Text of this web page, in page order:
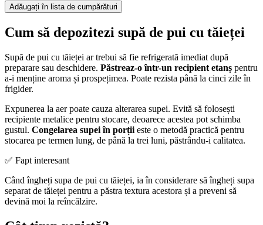
Adăugați în lista de cumpărături
Cum să depozitezi supă de pui cu tăieței
Supă de pui cu tăieței ar trebui să fie refrigerată imediat după
preparare sau deschidere. Păstreaz-o într-un recipient etanș pentru
a-i menține aroma și prospețimea. Poate rezista până la cinci zile în
frigider.
Expunerea la aer poate cauza alterarea supei. Evită să folosești
recipiente metalice pentru stocare, deoarece acestea pot schimba
gustul. Congelarea supei în porții este o metodă practică pentru
stocarea pe termen lung, de până la trei luni, păstrându-i calitatea.
✅ Fapt interesant
Când îngheți supa de pui cu tăieței, ia în considerare să îngheți supa
separat de tăieței pentru a păstra textura acestora și a preveni să
devină moi la reîncălzire.